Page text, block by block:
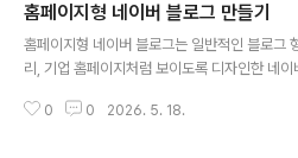
해보았습니다. SEO 관점에서 본 SNS 사이트의
NS( Social Networking Service) 는 단순한
랫폼을 넘어, 검색 엔진 최적화 (SEO)에도 긍정
시성을 높이고, 방문자 유입을 늘릴 수 있습니다.
홈페이지형 네이버 블로그 만들기
홈페이지형 네이버 블로그는 일반적인 블로그
리, 기업 홈페이지처럼 보이도록 디자인한 네이
버 영역에 넓은 대표 이미지를 적용하고, 해당 이
0 0 2026. 5. 18.